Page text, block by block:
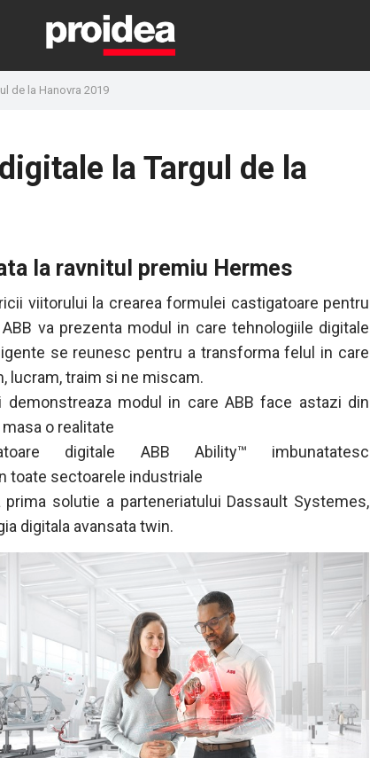
de la Hanovra 2019
la Targul de la
la ravnitul premiu Hermes
viitorului la crearea formulei castigatoare pentru
va prezenta modul in care tehnologiile digitale
se reunesc pentru a transforma felul in care
lucram, traim si ne miscam.
demonstreaza modul in care ABB face astazi din
o realitate
digitale ABB Ability™ imbunatatesc
toate sectoarele industriale
solutie a parteneriatului Dassault Systemes,
digitala avansata twin.